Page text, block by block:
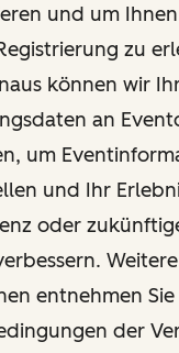
und um
zu
können wir
an
um
und Ihr
oder
Weitere
entnehmen
der